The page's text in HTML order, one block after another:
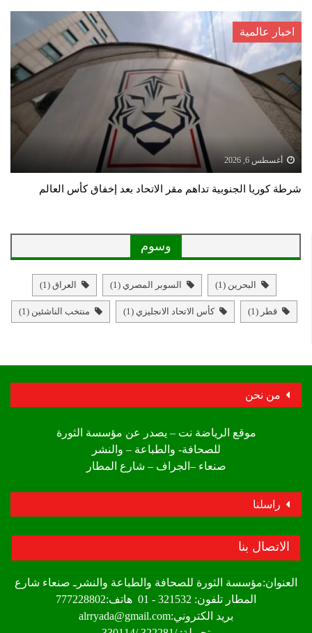
اخبار عالمية
أغسطس 6, 2026
شرطة كوريا الجنوبية تداهم مقر الاتحاد بعد إخفاق كأس العالم
وسوم
البحرين (1) السوبر المصري (1) العراق (1)
قطر (1) كأس الاتحاد الانجليزي (1) منتخب الناشئين (1)
من نحن
موقع الرياضة نت – يصدر عن مؤسسة الثورة
للصحافة- والطباعة – والنشر
صنعاء –الجراف – شارع المطار
راسلنا
الاتصال بنا
العنوان:مؤسسة الثورة للصحافة والطباعة والنشرـ صنعاء شارع
المطار تلفون: 321532 - 01 هاتف:777228802
بريد الكتروني:alrryada@gmail.com